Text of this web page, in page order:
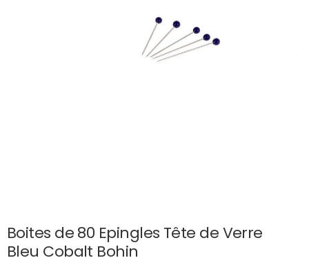
Boites de 80 Epingles Tête de Verre
Bleu Cobalt Bohin